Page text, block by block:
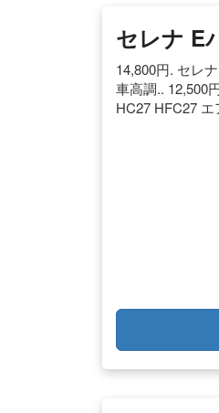
セレナ E
14,800円. セレ
車高調.. 12,500
HC27 HFC27